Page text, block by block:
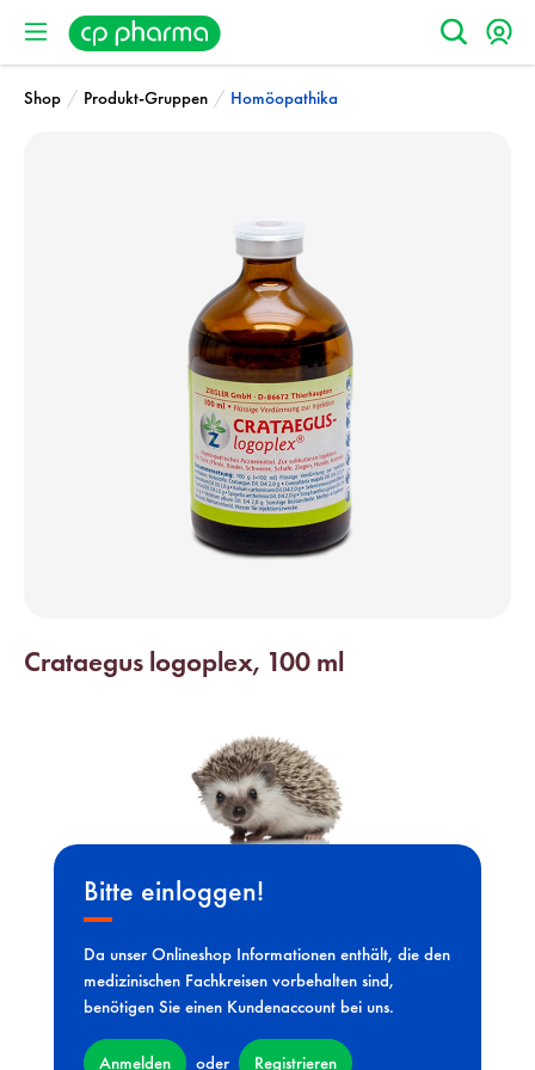
Shop / Produkt-Gruppen / Homöopathika
Crataegus logoplex, 100 ml
Bitte einloggen!
Da unser Onlineshop Informationen enthält, die den
medizinischen Fachkreisen vorbehalten sind,
benötigen Sie einen Kundenaccount bei uns.
Anmelden oder Registrieren